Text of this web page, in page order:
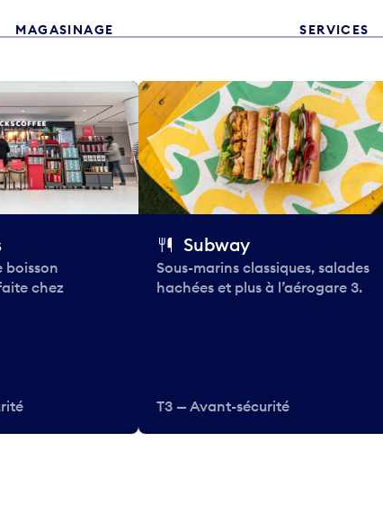
MAGASINAGE SERVICES
boisson
chez
Subway
Sous-marins classiques, salades
hachées et plus à l’aérogare 3.
T3 — Avant-sécurité